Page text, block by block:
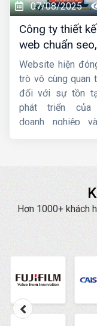
kế website du
đẹp và chuyên
07/08/2025
Công ty thiết kế
web chuẩn seo,
chuyên nghiệp,
tốt
Website hiện
trò vô cùng quan
đối với sự tồn
phát triển của
doanh nghiệp
dài. Tuy nhiên,
mang đến cho
những lợi ích
nghiệp, uy tín
Hơn 1000+ khách